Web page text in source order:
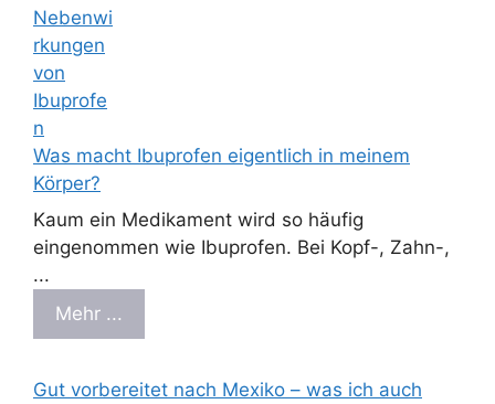
Was macht Ibuprofen eigentlich in meinem
Körper?
Kaum ein Medikament wird so häufig
eingenommen wie Ibuprofen. Bei Kopf-, Zahn-,
...
Mehr ...
Gut vorbereitet nach Mexiko – was ich auch